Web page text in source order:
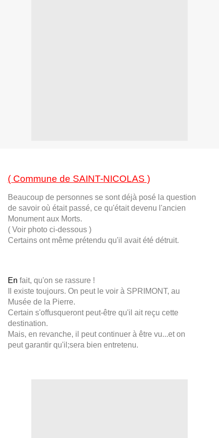
( Commune de SAINT-NICOLAS )
Beaucoup de personnes se sont déjà posé la question
de savoir où était passé, ce qu'était devenu l'ancien
Monument aux Morts.
( Voir photo ci-dessous )
Certains ont même prétendu qu'il avait été détruit.
En fait, qu'on se rassure !
Il existe toujours. On peut le voir à SPRIMONT, au
Musée de la Pierre.
Certain s'offusqueront peut-être qu'il ait reçu cette
destination.
Mais, en revanche, il peut continuer à être vu...et on
peut garantir qu'il;sera bien entretenu.